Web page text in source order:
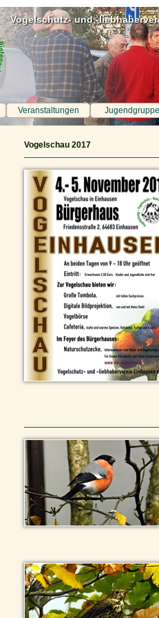
Vogelschutz- und -
Veranstaltungen Jugendgruppe
Vogelschau 2017